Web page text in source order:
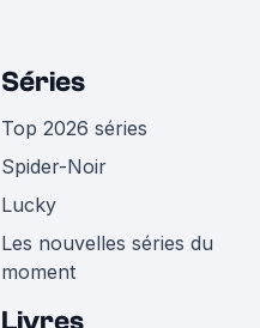
Séries
Top 2026 séries
Spider-Noir
Lucky
Les nouvelles séries du
moment
Livres